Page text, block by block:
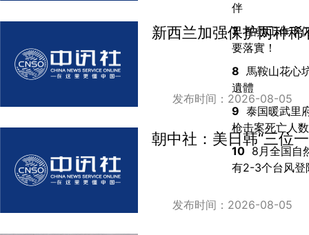
新西兰加强保护两种稀
发布时间：2026-08-05
朝中社：美日韩“三位
发布时间：2026-08-05
伴
7 酷熱工作下
要落實！
8 馬鞍山花心
遺體
9 泰国暖武里
枪击案死亡人
10 8月全国自
有2-3个台风登